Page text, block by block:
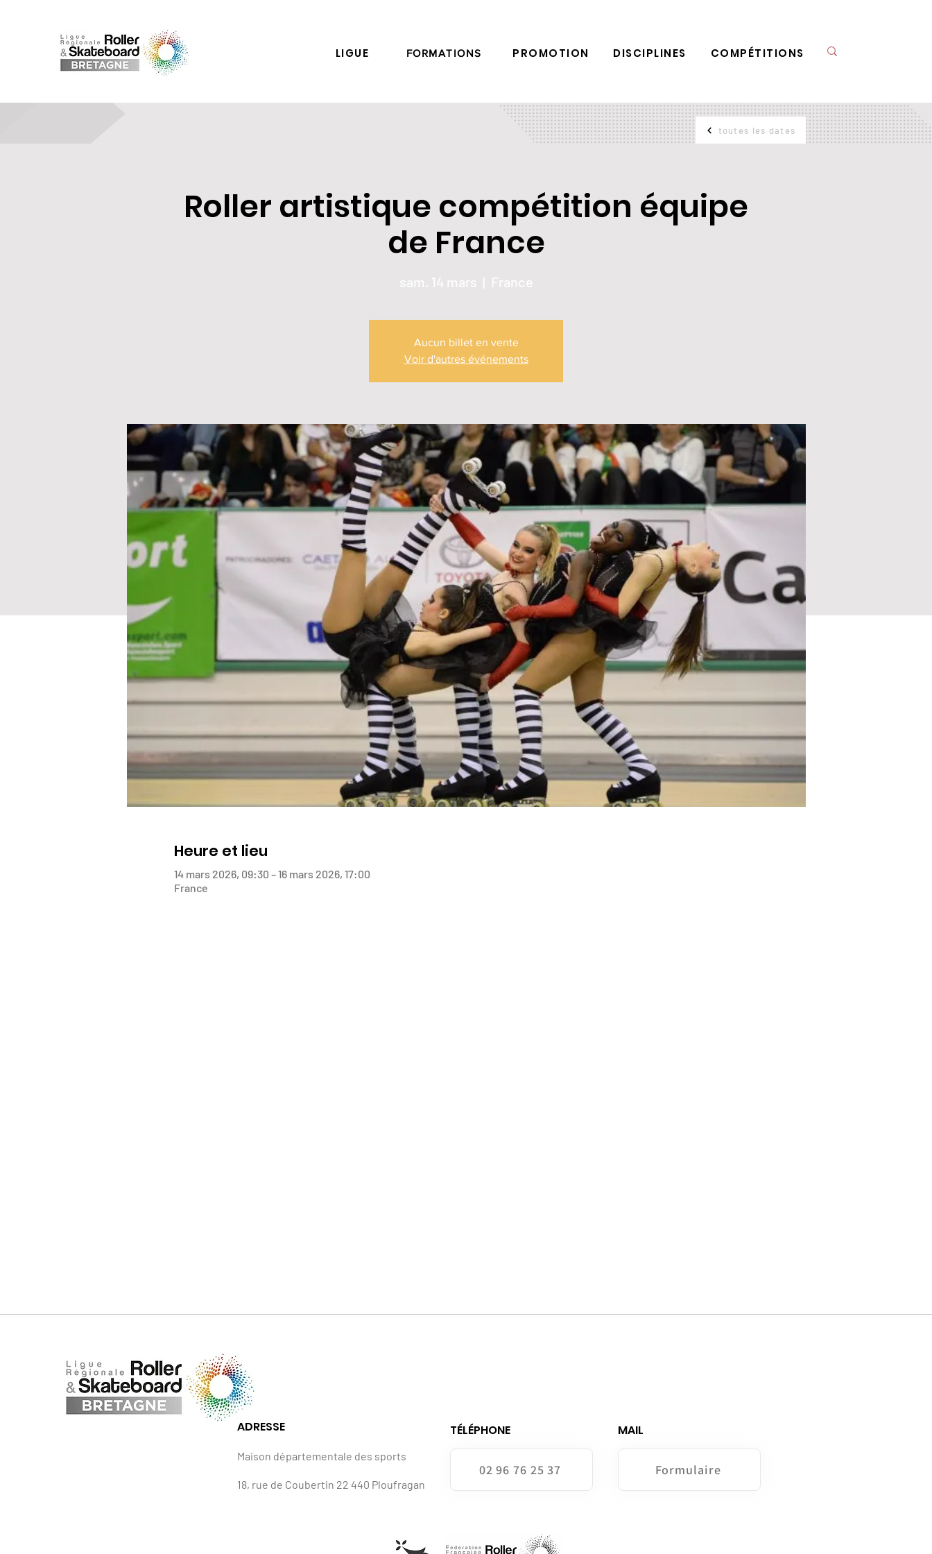
LIGUE FORMATIONS PROMOTION DISCIPLINES COMPÉTITIONS
Roller artistique compétition équipe
de France
sam. 14 mars
  |
France
Aucun billet en vente
Voir d'autres événements
Heure et lieu
14 mars 2026, 09:30 – 16 mars 2026, 17:00
France
toutes les dates
ADRESSE
Maison départementale des sports
18, rue de Coubertin 22 440 Ploufragan
TÉLÉPHONE
02 96 76 25 37
MAIL
Formulaire